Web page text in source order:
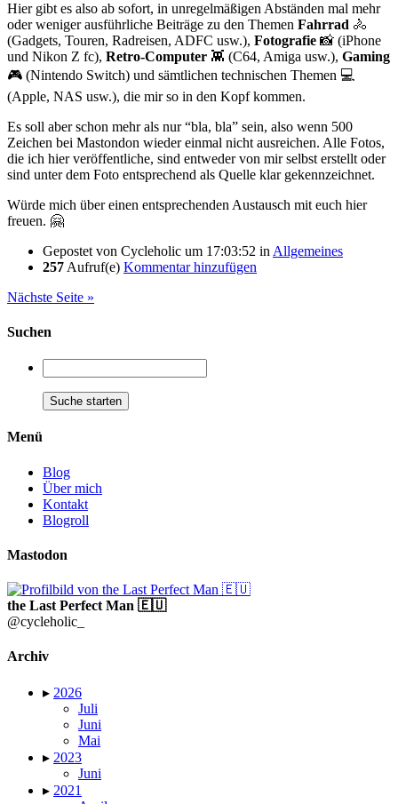
Hier gibt es also ab sofort, in unregelmäßigen Abständen mal mehr
oder weniger ausführliche Beiträge zu den Themen Fahrrad 🚴
(Gadgets, Touren, Radreisen, ADFC usw.), Fotografie 📸 (iPhone
und Nikon Z fc), Retro-Computer 👾 (C64, Amiga usw.), Gaming
🎮 (Nintendo Switch) und sämtlichen technischen Themen 💻
(Apple, NAS usw.), die mir so in den Kopf kommen.
Es soll aber schon mehr als nur “bla, bla” sein, also wenn 500
Zeichen bei Mastondon wieder einmal nicht ausreichen. Alle Fotos,
die ich hier veröffentliche, sind entweder von mir selbst erstellt oder
sind unter dem Foto entsprechend als Quelle klar gekennzeichnet.
Würde mich über einen entsprechenden Austausch mit euch hier
freuen. 🤗
Gepostet von Cycleholic um 17:03:52 in Allgemeines
257 Aufruf(e) Kommentar hinzufügen
Nächste Seite »
Suchen
Menü
Blog
Über mich
Kontakt
Blogroll
Mastodon
the Last Perfect Man 🇪🇺
@cycleholic_
Archiv
▸ 2026
Juli
Juni
Mai
▸ 2023
Juni
▸ 2021